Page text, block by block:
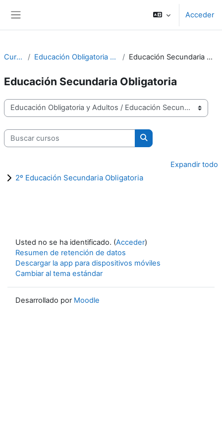
Acceder
Cursos Educación Obligatoria y Adultos Educación Secundaria Obligatoria
Educación Secundaria Obligatoria
Categorías
Buscar cursos
Buscar cursos
Expandir todo
2º Educación Secundaria Obligatoria
Usted no se ha identificado. (Acceder)
Resumen de retención de datos
Descargar la app para dispositivos móviles
Cambiar al tema estándar
Desarrollado por Moodle